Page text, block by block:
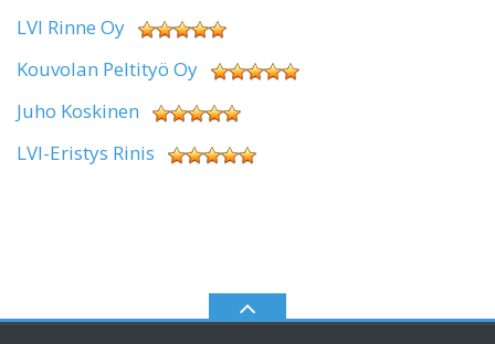
LVI Rinne Oy
Kouvolan Peltityö Oy
Juho Koskinen
LVI-Eristys Rinis